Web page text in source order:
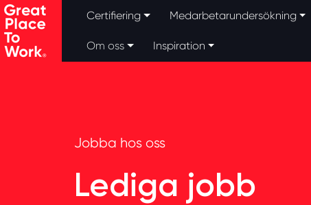
Skip to main content
Certifiering Medarbetarundersökning
Om oss Inspiration
Jobba hos oss
Lediga jobb